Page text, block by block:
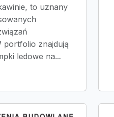
to uznany
portfolio znajdują
ledowe na...